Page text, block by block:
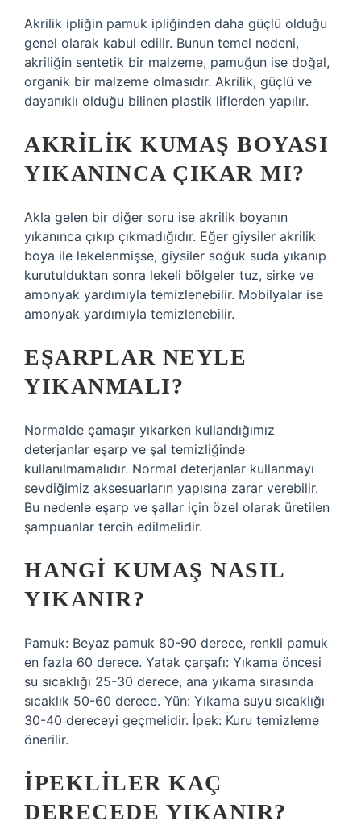
Akrilik ipliğin pamuk ipliğinden daha güçlü olduğu
genel olarak kabul edilir. Bunun temel nedeni,
akriliğin sentetik bir malzeme, pamuğun ise doğal,
organik bir malzeme olmasıdır. Akrilik, güçlü ve
dayanıklı olduğu bilinen plastik liflerden yapılır.
AKRILIK KUMAŞ BOYASI
YIKANINCA ÇIKAR MI?
Akla gelen bir diğer soru ise akrilik boyanın
yıkanınca çıkıp çıkmadığıdır. Eğer giysiler akrilik
boya ile lekelenmişse, giysiler soğuk suda yıkanıp
kurutulduktan sonra lekeli bölgeler tuz, sirke ve
amonyak yardımıyla temizlenebilir. Mobilyalar ise
amonyak yardımıyla temizlenebilir.
EŞARPLAR NEYLE
YIKANMALI?
Normalde çamaşır yıkarken kullandığımız
deterjanlar eşarp ve şal temizliğinde
kullanılmamalıdır. Normal deterjanlar kullanmayı
sevdiğimiz aksesuarların yapısına zarar verebilir.
Bu nedenle eşarp ve şallar için özel olarak üretilen
şampuanlar tercih edilmelidir.
HANGI KUMAŞ NASIL
YIKANIR?
Pamuk: Beyaz pamuk 80-90 derece, renkli pamuk
en fazla 60 derece. Yatak çarşafı: Yıkama öncesi
su sıcaklığı 25-30 derece, ana yıkama sırasında
sıcaklık 50-60 derece. Yün: Yıkama suyu sıcaklığı
30-40 dereceyi geçmelidir. İpek: Kuru temizleme
önerilir.
İPEKLILER KAÇ
DERECEDE YIKANIR?